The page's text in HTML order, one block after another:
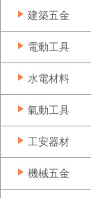
建築五金
電動工具
水電材料
氣動工具
工安器材
機械五金